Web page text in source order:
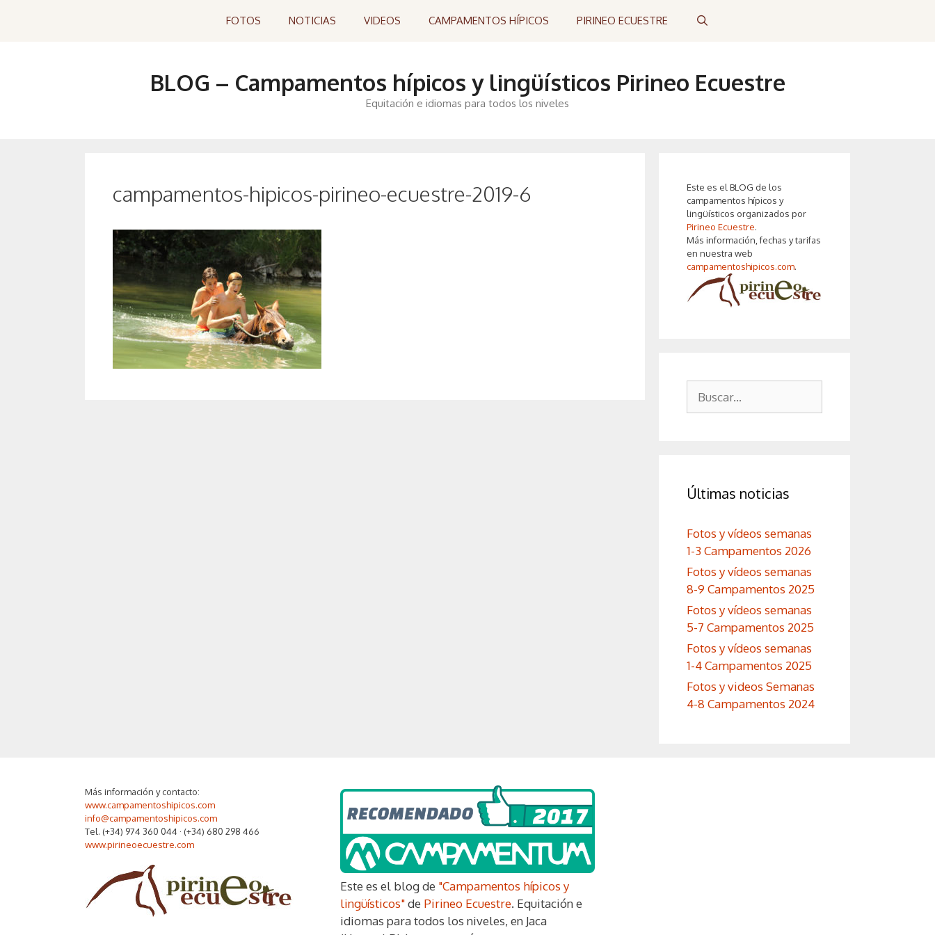
FOTOS NOTICIAS VIDEOS CAMPAMENTOS HÍPICOS PIRINEO ECUESTRE
BLOG – Campamentos hípicos y lingüísticos Pirineo Ecuestre
Equitación e idiomas para todos los niveles
campamentos-hipicos-pirineo-ecuestre-2019-6
Este es el BLOG de los
campamentos hípicos y
lingüísticos organizados por
Pirineo Ecuestre.
Más información, fechas y tarifas
en nuestra web
campamentoshipicos.com.
Últimas noticias
Fotos y vídeos semanas
1-3 Campamentos 2026
Fotos y vídeos semanas
8-9 Campamentos 2025
Fotos y vídeos semanas
5-7 Campamentos 2025
Fotos y vídeos semanas
1-4 Campamentos 2025
Fotos y videos Semanas
4-8 Campamentos 2024
Más información y contacto:
www.campamentoshipicos.com
info@campamentoshipicos.com
Tel. (+34) 974 360 044 · (+34) 680 298 466
www.pirineoecuestre.com
Este es el blog de "Campamentos hípicos y
lingüísticos"de Pirineo Ecuestre. Equitación e
idiomas para todos los niveles, en Jaca